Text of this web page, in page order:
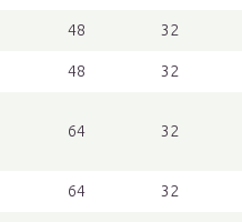
48 32
48 32
64 32
64 32